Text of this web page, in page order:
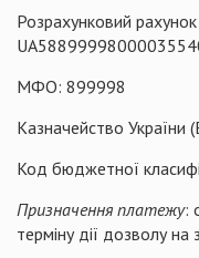
Розрахунковий
МФО: 899998
Казначейство України
Код бюджетної
Призначення платежу:
терміну дії дозволу